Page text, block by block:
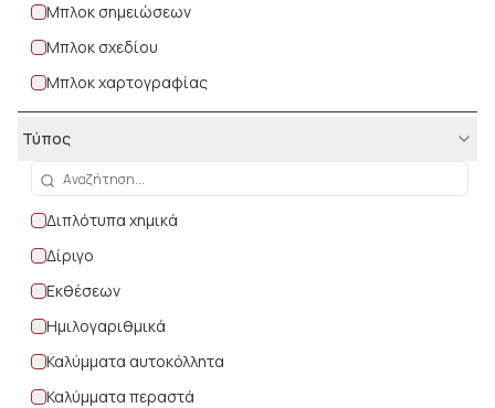
Μπλοκ σημειώσεων
Μπλοκ σχεδίου
Μπλοκ χαρτογραφίας
Τετράδια δεμένα
Τετράδια επικοινωνίας
Τετράδια ευρετήρια
Τετράδια καρφίτσα μπλε
Τετράδια καρφίτσα χρωματιστά
Τετράδια μουσικής
Τετράδια σπιράλ
Τετράδια σχολικά εξηγήσεις
Τετράδια Flexi
Τύπος
Διπλότυπα χημικά
Δίριγο
Εκθέσεων
Ημιλογαριθμικά
Καλύμματα αυτοκόλλητα
Καλύμματα περαστά